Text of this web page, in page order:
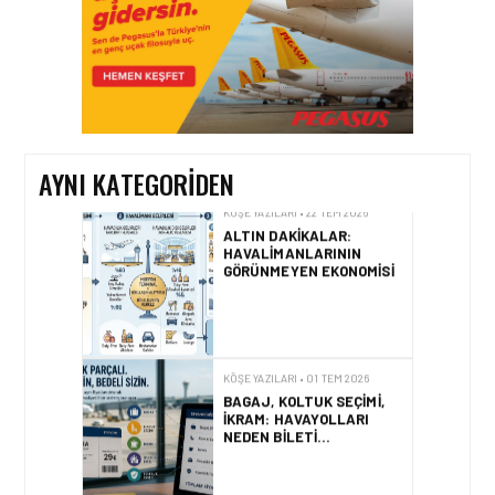
AYNI KATEGORIDEN
KÖŞE YAZILARI • 25 TEM 2026
ICAO 2026 RAPORUNDA
İNSAN FAKTÖRLERI VE
OPERASYONEL
İSTATISTIKLER
KÖŞE YAZILARI • 22 TEM 2026
ALTIN DAKIKALAR:
HAVALIMANLARININ
GÖRÜNMEYEN EKONOMISI
KÖŞE YAZILARI • 01 TEM 2026
BAGAJ, KOLTUK SEÇIMI,
İKRAM: HAVAYOLLARI
NEDEN BILETI